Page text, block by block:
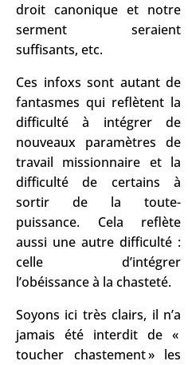
droit canonique et notre
serment seraient
suffisants, etc.
Ces infoxs sont autant de
fantasmes qui reflètent la
difficulté à intégrer de
nouveaux paramètres de
travail missionnaire et la
difficulté de certains à
sortir de la toute-
puissance. Cela reflète
aussi une autre difficulté :
celle d’intégrer
l’obéissance à la chasteté.
Soyons ici très clairs, il n’a
jamais été interdit de «
toucher chastement » les